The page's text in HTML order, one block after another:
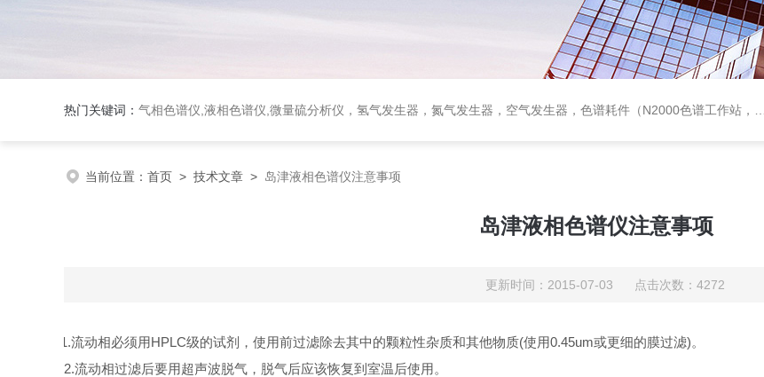
热门关键词： 气相色谱仪,液相色谱仪,微量硫分析仪，氢气发生器，氮气发生器，空气发生器，色谱耗件（N2000色谱工作站，色谱柱、阀件、进样器、色谱担体），顶空进样器，热解析仪，紫外分光光度计，原子吸收分光光度计，傅立叶红外光谱仪，分析天平等常规实验室产品。
当前位置： 首页 > 技术文章 > 岛津液相色谱仪注意事项
岛津液相色谱仪注意事项
更新时间：2015-07-03 点击次数：4272
1.流动相必须用HPLC级的试剂，使用前过滤除去其中的颗粒性杂质和其他物质(使用0.45um或更细的膜过滤)。
2.流动相过滤后要用超声波脱气，脱气后应该恢复到室温后使用。